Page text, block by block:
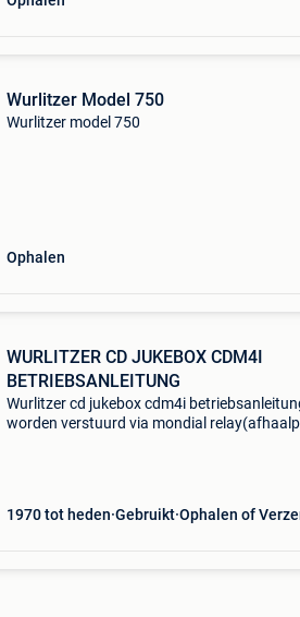
Wurlitzer Model 750
Wurlitzer model 750
Ophalen
WURLITZER CD JUKEBOX CDM4I
BETRIEBSANLEITUNG
Wurlitzer cd jukebox cdm4i
worden verstuurd via mondial
1970 tot heden Gebruikt Ophalen of